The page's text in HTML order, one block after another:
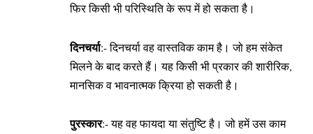
फिर किसी भी परिस्थिति के रूप में हो सकता है।
दिनचर्या:- दिनचर्या वह वास्तविक काम है। जो हम संकेत
मिलने के बाद करते हैं। यह किसी भी प्रकार की शारीरिक,
मानसिक व भावनात्मक क्रिया हो सकती है।
पुरस्कार:- यह वह फायदा या संतुष्टि है। जो हमें उस काम